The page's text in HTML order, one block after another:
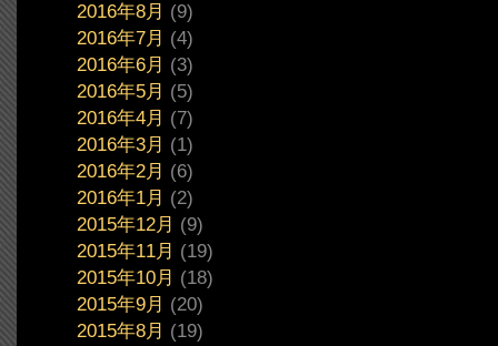
2016年8月 (9)
2016年7月 (4)
2016年6月 (3)
2016年5月 (5)
2016年4月 (7)
2016年3月 (1)
2016年2月 (6)
2016年1月 (2)
2015年12月 (9)
2015年11月 (19)
2015年10月 (18)
2015年9月 (20)
2015年8月 (19)